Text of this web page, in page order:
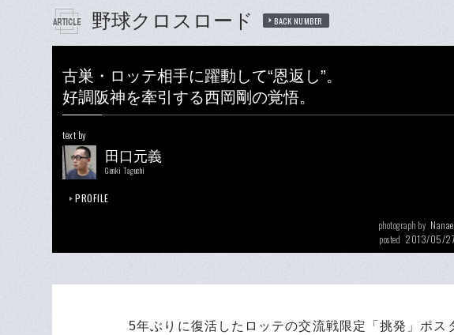
野球クロスロード BACK NUMBER
古巣・ロッテ相手に躍動して“恩返し”。
好調阪神を牽引する西岡剛の覚悟。
text by
田口元義
Genki Taguchi
PROFILE
photograph by
posted 2013/05/
5年ぶりに復活したロッテの交流戦限定「挑発」ポス